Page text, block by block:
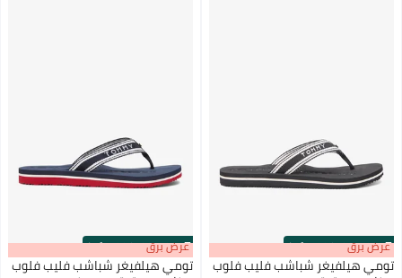
00m:00s
·
100% Left عرض برق
تومي هيلفيغر شباشب فليب فلوب
00m:00s
·
100% Left عرض برق
تومي هيلفيغر شباشب فليب فلوب